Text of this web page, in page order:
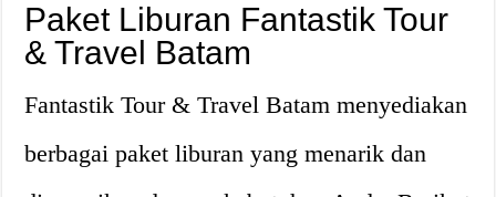
Paket Liburan Fantastik Tour
& Travel Batam
Fantastik Tour & Travel Batam menyediakan
berbagai paket liburan yang menarik dan